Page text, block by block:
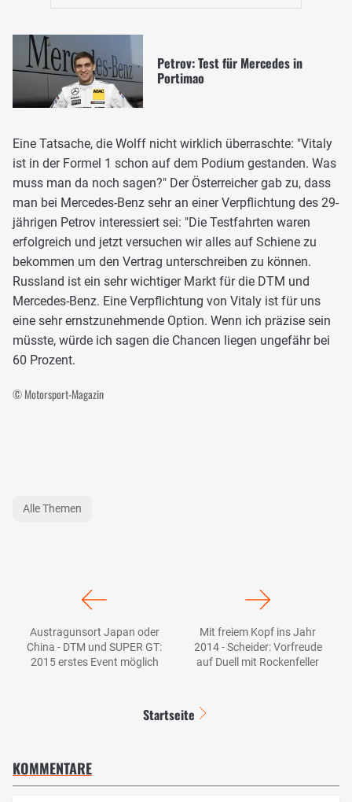
Petrov: Test für Mercedes in
Portimao
Eine Tatsache, die Wolff nicht wirklich überraschte: "Vitaly
ist in der Formel 1 schon auf dem Podium gestanden. Was
muss man da noch sagen?" Der Österreicher gab zu, dass
man bei Mercedes-Benz sehr an einer Verpflichtung des 29-
jährigen Petrov interessiert sei: "Die Testfahrten waren
erfolgreich und jetzt versuchen wir alles auf Schiene zu
bekommen um den Vertrag unterschreiben zu können.
Russland ist ein sehr wichtiger Markt für die DTM und
Mercedes-Benz. Eine Verpflichtung von Vitaly ist für uns
eine sehr ernstzunehmende Option. Wenn ich präzise sein
müsste, würde ich sagen die Chancen liegen ungefähr bei
60 Prozent.
© Motorsport-Magazin
Alle Themen
Austragunsort Japan oder
China - DTM und SUPER GT:
2015 erstes Event möglich
Mit freiem Kopf ins Jahr
2014 - Scheider: Vorfreude
auf Duell mit Rockenfeller
Startseite
KOMMENTARE